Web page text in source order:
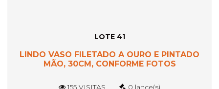
LOTE 41
LINDO VASO FILETADO A OURO E PINTADO
MÃO, 30CM, CONFORME FOTOS
155 VISITAS 0 lance(s)